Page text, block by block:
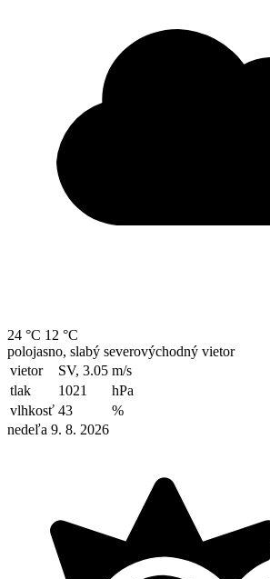
24 °C 12 °C
polojasno, slabý severovýchodný vietor
vietor
SV, 3.05 m/s
tlak
1021
hPa
vlhkosť 43
%
nedeľa 9. 8. 2026